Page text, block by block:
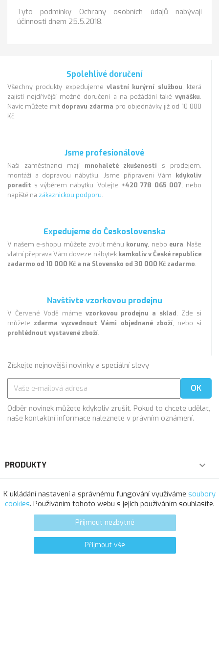
Tyto podmínky Ochrany osobních údajů nabývají
účinnosti dnem 25.5.2018.
Spolehlivé doručení
Všechny produkty expedujeme vlastní kurýrní službou, která
zajistí nejdřívější možné doručení a na požádání také vynášku.
Navíc můžete mít dopravu zdarma pro objednávky již od 10 000
Kč.
Jsme profesionálové
Naši zaměstnanci mají mnohaleté zkušenosti s prodejem,
montáží a dopravou nábytku. Jsme připraveni Vám kdykoliv
poradit s výběrem nábytku. Volejte +420 778 065 007, nebo
napiště na zákaznickou podporu.
Expedujeme do Československa
V našem e-shopu můžete zvolit měnu koruny, nebo eura. Naše
vlatní přeprava Vám doveze nábytek kamkoliv v České republice
zadarmo od 10 000 Kč a na Slovensko od 30 000 Kč zadarmo.
Navštivte vzorkovou prodejnu
V Červené Vodě máme vzorkovou prodejnu a sklad. Zde si
můžete zdarma vyzvednout Vámi objednané zboží, nebo si
prohlédnout vystavené zboží.
Získejte nejnovější novinky a speciální slevy
Odběr novinek můžete kdykoliv zrušit. Pokud to chcete udělat,
naše kontaktní informace naleznete v právním oznámení.
PRODUKTY 
NAŠE SPOLEČNOST 
VÁŠ ÚČET
INFORMACE O OBCHODU
K ukládání nastavení a správnému fungování využíváme soubory
cookies. Používáním tohoto webu s jejich používáním souhlasíte.
Přijmout nezbytné
Přijmout vše
© 2025 - Softresource, spol. s r.o.